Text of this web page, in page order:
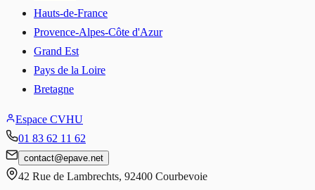
Hauts-de-France
Provence-Alpes-Côte d'Azur
Grand Est
Pays de la Loire
Bretagne
Espace CVHU
01 83 62 11 62
contact@epave.net
42 Rue de Lambrechts, 92400 Courbevoie